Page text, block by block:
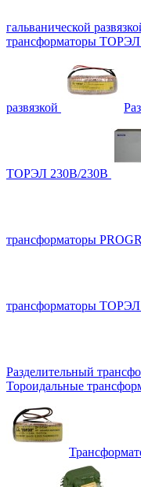
гальванической
трансформаторы ТОРЭЛ
развязкой
ТОРЭЛ 230В/230В
трансформаторы
трансформаторы
Разделительный
Тороидальные